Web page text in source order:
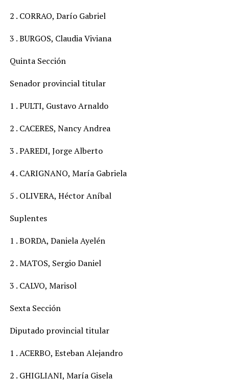
2 . CORRAO, Darío Gabriel
3 . BURGOS, Claudia Viviana
Quinta Sección
Senador provincial titular
1 . PULTI, Gustavo Arnaldo
2 . CACERES, Nancy Andrea
3 . PAREDI, Jorge Alberto
4 . CARIGNANO, María Gabriela
5 . OLIVERA, Héctor Aníbal
Suplentes
1 . BORDA, Daniela Ayelén
2 . MATOS, Sergio Daniel
3 . CALVO, Marisol
Sexta Sección
Diputado provincial titular
1 . ACERBO, Esteban Alejandro
2 . GHIGLIANI, María Gisela